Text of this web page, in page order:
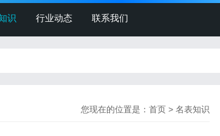
识 行业动态 联系我们
您现在的位置是： 首页 > 名表知识